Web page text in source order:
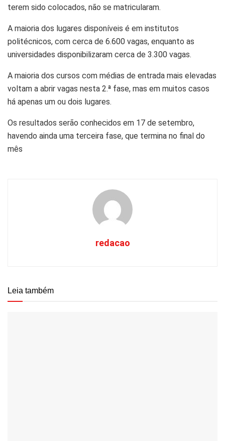
terem sido colocados, não se matricularam.
A maioria dos lugares disponíveis é em institutos
politécnicos, com cerca de 6.600 vagas, enquanto as
universidades disponibilizaram cerca de 3.300 vagas.
A maioria dos cursos com médias de entrada mais elevadas
voltam a abrir vagas nesta 2.ª fase, mas em muitos casos
há apenas um ou dois lugares.
Os resultados serão conhecidos em 17 de setembro,
havendo ainda uma terceira fase, que termina no final do
mês
redacao
Leia também